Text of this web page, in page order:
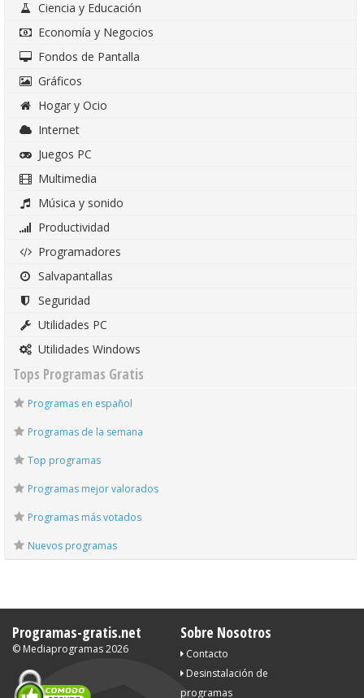
Ciencia y Educación
Economía y Negocios
Fondos de Pantalla
Gráficos
Hogar y Ocio
Internet
Juegos PC
Multimedia
Música y sonido
Productividad
Programadores
Salvapantallas
Seguridad
Utilidades PC
Utilidades Windows
Tops Programas Gratis
Programas en español
Programas de la semana
Top programas
Programas mejor valorados
Programas más votados
Nuevos programas
Programas-gratis.net
© Mediaprogramas2026
Sobre Nosotros
Contacto
Desinstalación de
programas